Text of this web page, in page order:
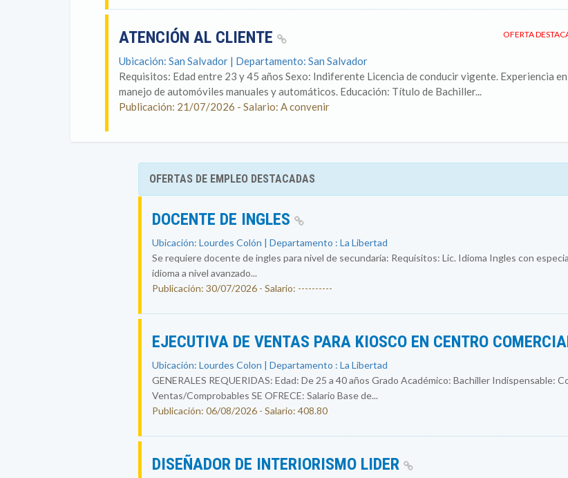
OFERTA
ATENCIÓN AL CLIENTE
Ubicación: San Salvador | Departamento: San Salvador
Requisitos: Edad entre 23 y 45 años Sexo: Indiferente Licencia de conducir vigente. Experiencia en
manejo de automóviles manuales y automáticos. Educación: Título de Bachiller...
Publicación: 21/07/2026 - Salario: A convenir
OFERTAS DE EMPLEO DESTACADAS
DOCENTE DE INGLES
Ubicación: Lourdes Colón | Departamento : La Libertad
Se requiere docente de ingles para nivel de secundaria: Requisitos: Lic. Idioma Ingles con
idioma a nivel avanzado...
Publicación: 30/07/2026 - Salario: ----------
EJECUTIVA DE VENTAS PARA KIOSCO EN CENTRO
Ubicación: Lourdes Colon | Departamento : La Libertad
GENERALES REQUERIDAS: Edad: De 25 a 40 años Grado Académico: Bachiller Indispensable:
Ventas/Comprobables SE OFRECE: Salario Base de...
Publicación: 06/08/2026 - Salario: 408.80
DISEÑADOR DE INTERIORISMO LIDER